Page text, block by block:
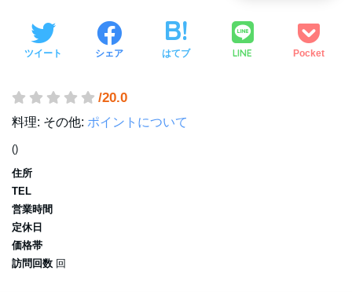
ツイート シェア はてブ LINE Pocket
/20.0
料理: その他: ポイントについて
()
住所
TEL
営業時間
定休日
価格帯
訪問回数 回